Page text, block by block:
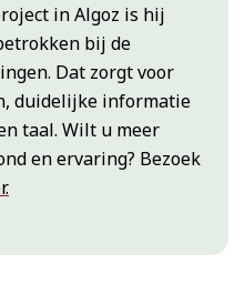
in Algoz is hij
bij de
Dat zorgt voor
duidelijke informatie
taal. Wilt u meer
en ervaring? Bezoek